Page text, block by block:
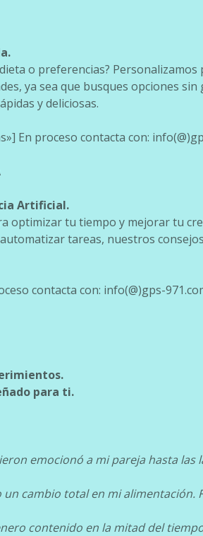
o preferencias? Personalizamos
ya sea que busques opciones
y deliciosas.
En proceso contacta con:
Artificial.
optimizar tu tiempo y mejorar tu
tareas, nuestros
contacta con: info(@)gps-
para ti.
emocionó a mi pareja hasta las
cambio total en mi alimentación.
contenido en la mitad del